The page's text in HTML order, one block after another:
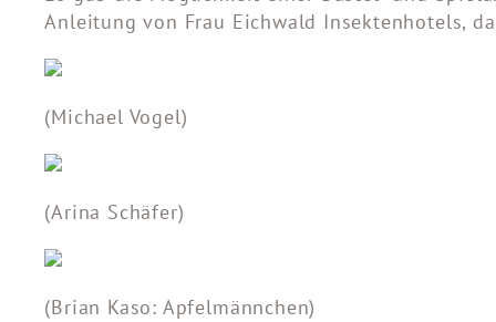
Anleitung von Frau Eichwald Insektenhotels,
(Michael Vogel)
(Arina Schäfer)
(Brian Kaso: Apfelmännchen)